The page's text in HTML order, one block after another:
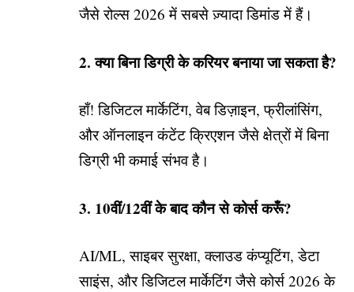
जैसे रोल्स 2026 में सबसे ज़्यादा डिमांड में हैं।
2. क्या बिना डिग्री के करियर बनाया जा सकता है?
हाँ! डिजिटल मार्केटिंग, वेब डिज़ाइन, फ्रीलांसिंग,
और ऑनलाइन कंटेंट क्रिएशन जैसे क्षेत्रों में बिना
डिग्री भी कमाई संभव है।
3. 10वीं/12वीं के बाद कौन से कोर्स करूँ?
AI/ML, साइबर सुरक्षा, क्लाउड कंप्यूटिंग, डेटा
साइंस, और डिजिटल मार्केटिंग जैसे कोर्स 2026 के